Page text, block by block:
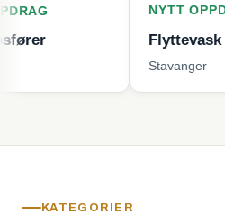
NYTT OPPDRAG
Flyttevask
KATEGORIER